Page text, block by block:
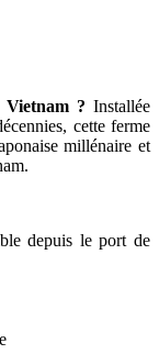
Vietnam ? Installée
cette ferme
millénaire et
depuis le port de